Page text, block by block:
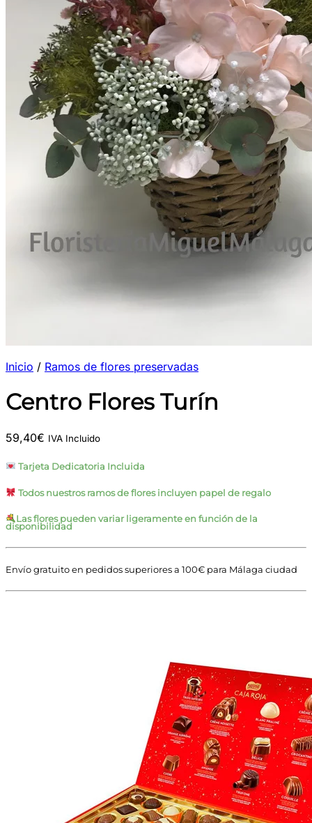
Inicio / Ramos de flores preservadas
Centro Flores Turín
59,40€ IVA Incluido
Tarjeta Dedicatoria Incluida
Todos nuestros ramos de flores incluyen papel de regalo
Las flores pueden variar ligeramente en función de la
disponibilidad
Envío gratuito en pedidos superiores a 100€ para Málaga ciudad